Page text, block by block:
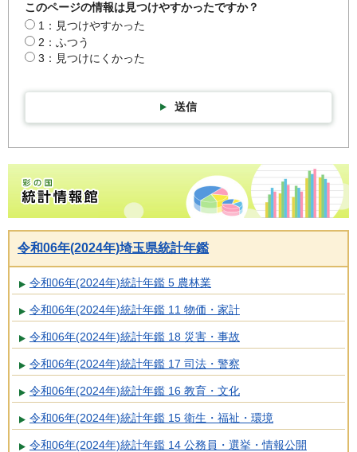
このページの情報は見つけやすかったですか？
1：見つけやすかった
2：ふつう
3：見つけにくかった
送信
彩の国統計情報館トップページ
令和06年(2024年)埼玉県統計年鑑
令和06年(2024年)統計年鑑 5 農林業
令和06年(2024年)統計年鑑 11 物価・家計
令和06年(2024年)統計年鑑 18 災害・事故
令和06年(2024年)統計年鑑 17 司法・警察
令和06年(2024年)統計年鑑 16 教育・文化
令和06年(2024年)統計年鑑 15 衛生・福祉・環境
令和06年(2024年)統計年鑑 14 公務員・選挙・情報公開